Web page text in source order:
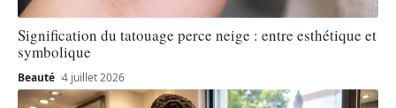
Signification du tatouage perce neige : entre esthétique et
symbolique
Beauté 4 juillet 2026